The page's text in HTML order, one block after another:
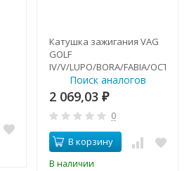
Катушка зажигания VAG
GOLF
IV/V/LUPO/BORA/FABIA/
Поиск аналогов
2 069,03 ₽
0
В корзину
В наличии